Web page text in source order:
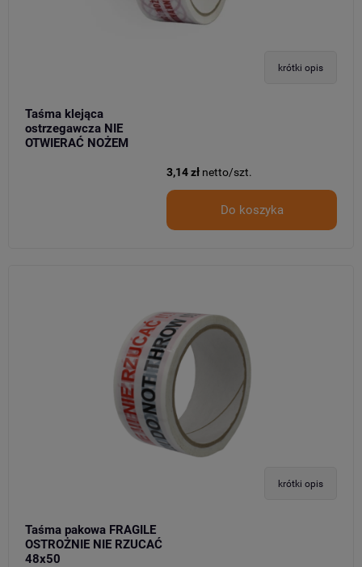
krótki opis
Taśma klejąca
ostrzegawcza NIE
OTWIERAĆ NOŻEM
3,14 zł netto/szt.
Do koszyka
krótki opis
Taśma pakowa FRAGILE
OSTROŻNIE NIE RZUCAĆ
48x50